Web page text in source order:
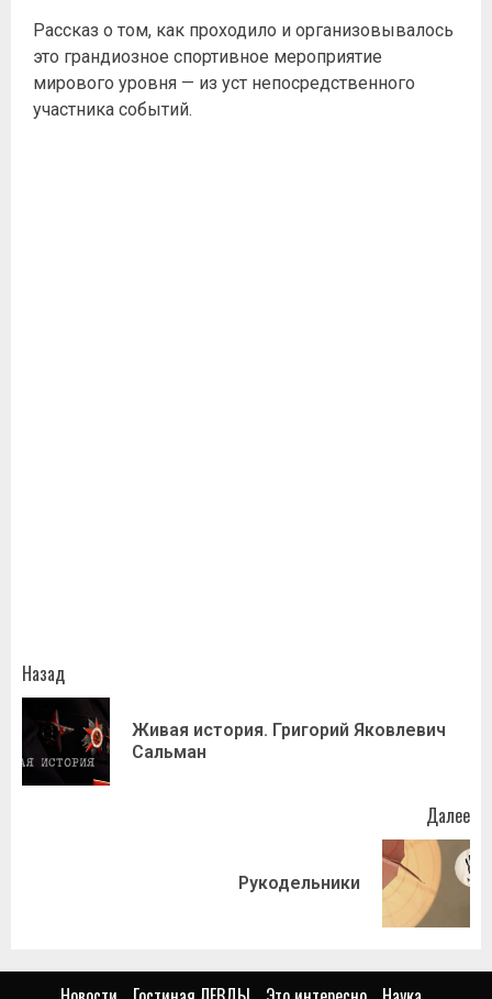
Рассказ о том, как проходило и организовывалось
это грандиозное спортивное мероприятие
мирового уровня — из уст непосредственного
участника событий.
Назад
Живая история. Григорий Яковлевич
Сальман
Далее
Рукодельники